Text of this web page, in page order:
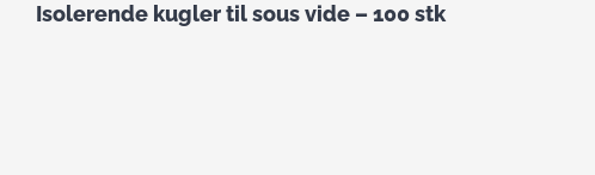
Isolerende kugler til sous vide – 100 stk